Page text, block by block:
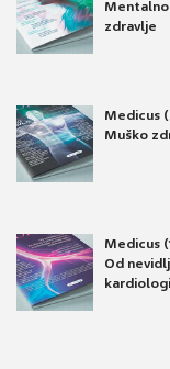
Mentalno
zdravlje
Medicus
Muško
Medicus
Od